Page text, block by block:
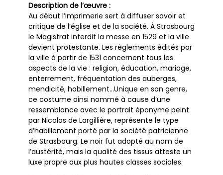
Description de l’œuvre :
Au début l’imprimerie sert à diffuser savoir et
critique de l’église et de la société. À Strasbourg
le Magistrat interdit la messe en 1529 et la ville
devient protestante. Les règlements édités par
la ville à partir de 1531 concernent tous les
aspects de la vie : religion, éducation, mariage,
enterrement, fréquentation des auberges,
mendicité, habillement…Unique en son genre,
ce costume ainsi nommé à cause d’une
ressemblance avec le portrait éponyme peint
par Nicolas de Largillière, représente le type
d’habillement porté par la société patricienne
de Strasbourg. Le noir fut adopté au nom de
l’austérité, mais la qualité des tissus atteste un
luxe propre aux plus hautes classes sociales.